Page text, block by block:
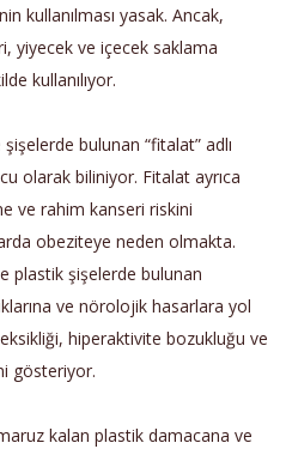
kullanılması yasak. Ancak,
yiyecek ve içecek saklama
kullanılıyor.
bulunan “fitalat” adlı
olarak biliniyor. Fitalat ayrıca
ve rahim kanseri riskini
obeziteye neden olmakta.
plastik şişelerde bulunan
ve nörolojik hasarlara yol
hiperaktivite bozukluğu ve
gösteriyor.
kalan plastik damacana ve